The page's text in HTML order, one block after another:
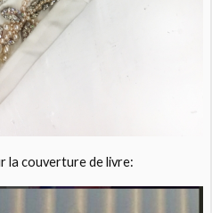
la couverture de livre: